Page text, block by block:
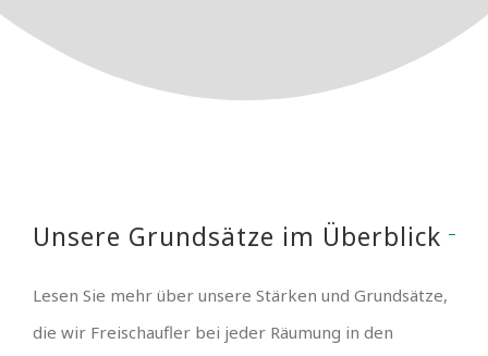
Unsere Grundsätze im Überblick
Lesen Sie mehr über unsere Stärken und Grundsätze,
die wir Freischaufler bei jeder Räumung in den